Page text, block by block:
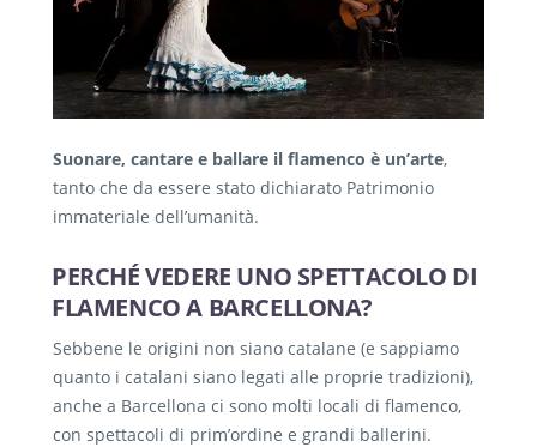
Suonare, cantare e ballare il flamenco è un’arte,
tanto che da essere stato dichiarato Patrimonio
immateriale dell’umanità.
PERCHÉ VEDERE UNO SPETTACOLO DI
FLAMENCO A BARCELLONA?
Sebbene le origini non siano catalane (e sappiamo
quanto i catalani siano legati alle proprie tradizioni),
anche a Barcellona ci sono molti locali di flamenco,
con spettacoli di prim’ordine e grandi ballerini.